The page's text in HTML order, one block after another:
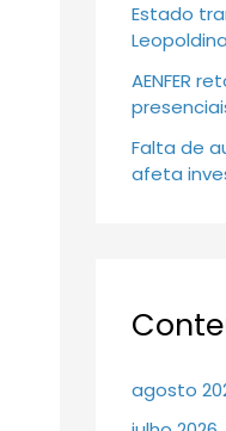
Estado
Leopoldina
AENFER
Falta de
afeta
agosto